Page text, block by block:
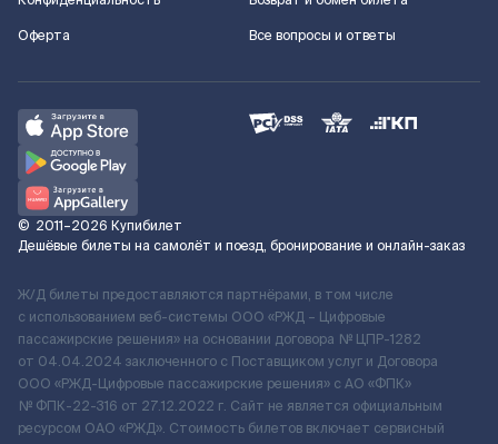
Оферта
Все вопросы и ответы
© 2011–2026 Купибилет
Дешёвые билеты на самолёт и поезд, бронирование и онлайн-заказ
Ж/Д билеты предоставляются партнёрами, в том числе
с использованием веб-системы ООО «РЖД – Цифровые
пассажирские решения» на основании договора № ЦПР-1282
от 04.04.2024 заключенного с Поставщиком услуг и Договора
ООО «РЖД-Цифровые пассажирские решения» c АО «ФПК»
№ ФПК-22-316 от 27.12.2022 г. Сайт не является официальным
ресурсом ОАО «РЖД». Стоимость билетов включает сервисный